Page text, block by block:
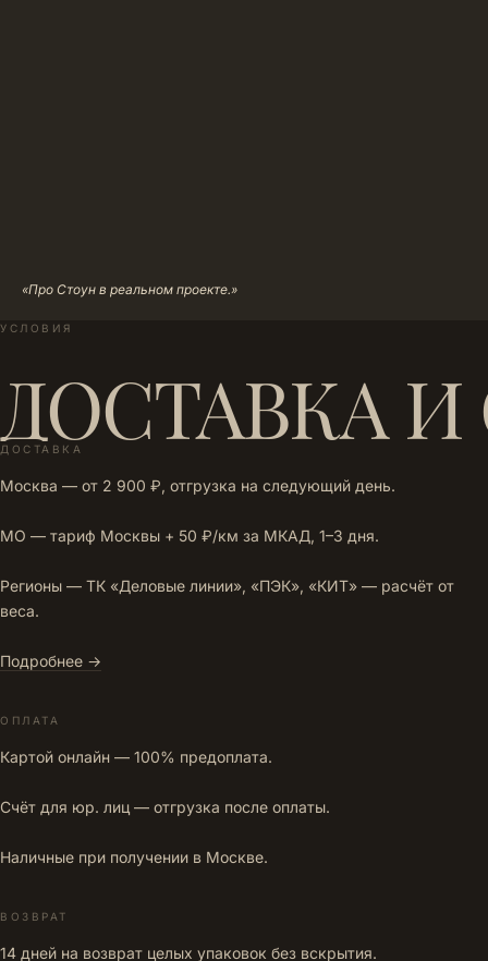
«Про Стоун в реальном проекте.»
УСЛОВИЯ
ДОСТАВКА
ДОСТАВКА
Москва — от 2 900 ₽, отгрузка на следующий день.
МО — тариф Москвы + 50 ₽/км за МКАД, 1–3 дня.
Регионы — ТК «Деловые линии», «ПЭК», «КИТ» — расчёт от
веса.
Подробнее →
ОПЛАТА
Картой онлайн — 100% предоплата.
Счёт для юр. лиц — отгрузка после оплаты.
Наличные при получении в Москве.
ВОЗВРАТ
14 дней на возврат целых упаковок без вскрытия.